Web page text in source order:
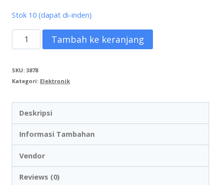
Stok 10 (dapat di-inden)
Kuantitas
Flashdisk
OTG
SANDISK
32GB
USB3.0/micro-
USB
connector
Tambah ke keranjang
SKU: 3878
Kategori: Elektronik
Deskripsi
Informasi Tambahan
Vendor
Reviews (0)